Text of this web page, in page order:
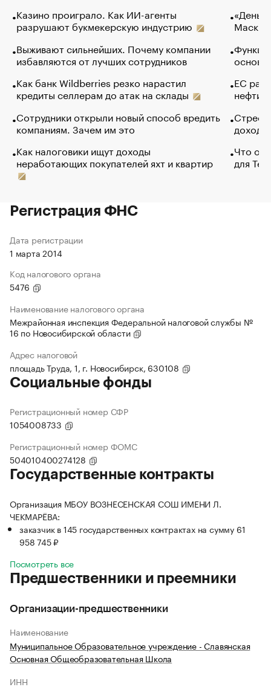
Казино проиграло. Как ИИ-агенты
разрушают букмекерскую индустрию
Выживают сильнейших. Почему компании
избавляются от лучших сотрудников
Как банк Wildberries резко нарастил
кредиты селлерам до атак на склады
Сотрудники открыли новый способ вредить
компаниям. Зачем им это
Как налоговики ищут доходы
неработающих покупателей яхт и квартир
Маск в
основ
ЕС
нефти
Что
для
Регистрация ФНС
Дата регистрации
1 марта 2014
Код налогового органа
5476
Наименование налогового органа
Межрайонная инспекция Федеральной налоговой службы №
16 по Новосибирской области
Адрес налоговой
площадь Труда, 1, г. Новосибирск, 630108
Социальные фонды
Регистрационный номер СФР
1054008733
Регистрационный номер ФОМС
504010400274128
Государственные контракты
Организация МБОУ ВОЗНЕСЕНСКАЯ СОШ ИМЕНИ Л.
ЧЕКМАРЁВА:
заказчик в 145 государственных контрактах на сумму 61
958 745 ₽
Посмотреть все
Предшественники и преемники
Организации-предшественники
Наименование
Муниципальное Образовательное учреждение - Славянская
Основная Общеобразовательная Школа
ИНН